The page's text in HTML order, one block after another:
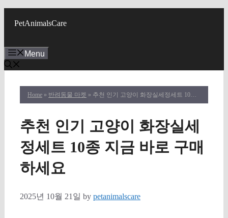
PetAnimalsCare
Menu
Home » 반려동물 마켓 » 추천 인기 고양이 화장실세정세트 10종 지금 바로 구매하세요
추천 인기 고양이 화장실세
정세트 10종 지금 바로 구매
하세요
2025년 10월 21일 by petanimalscare